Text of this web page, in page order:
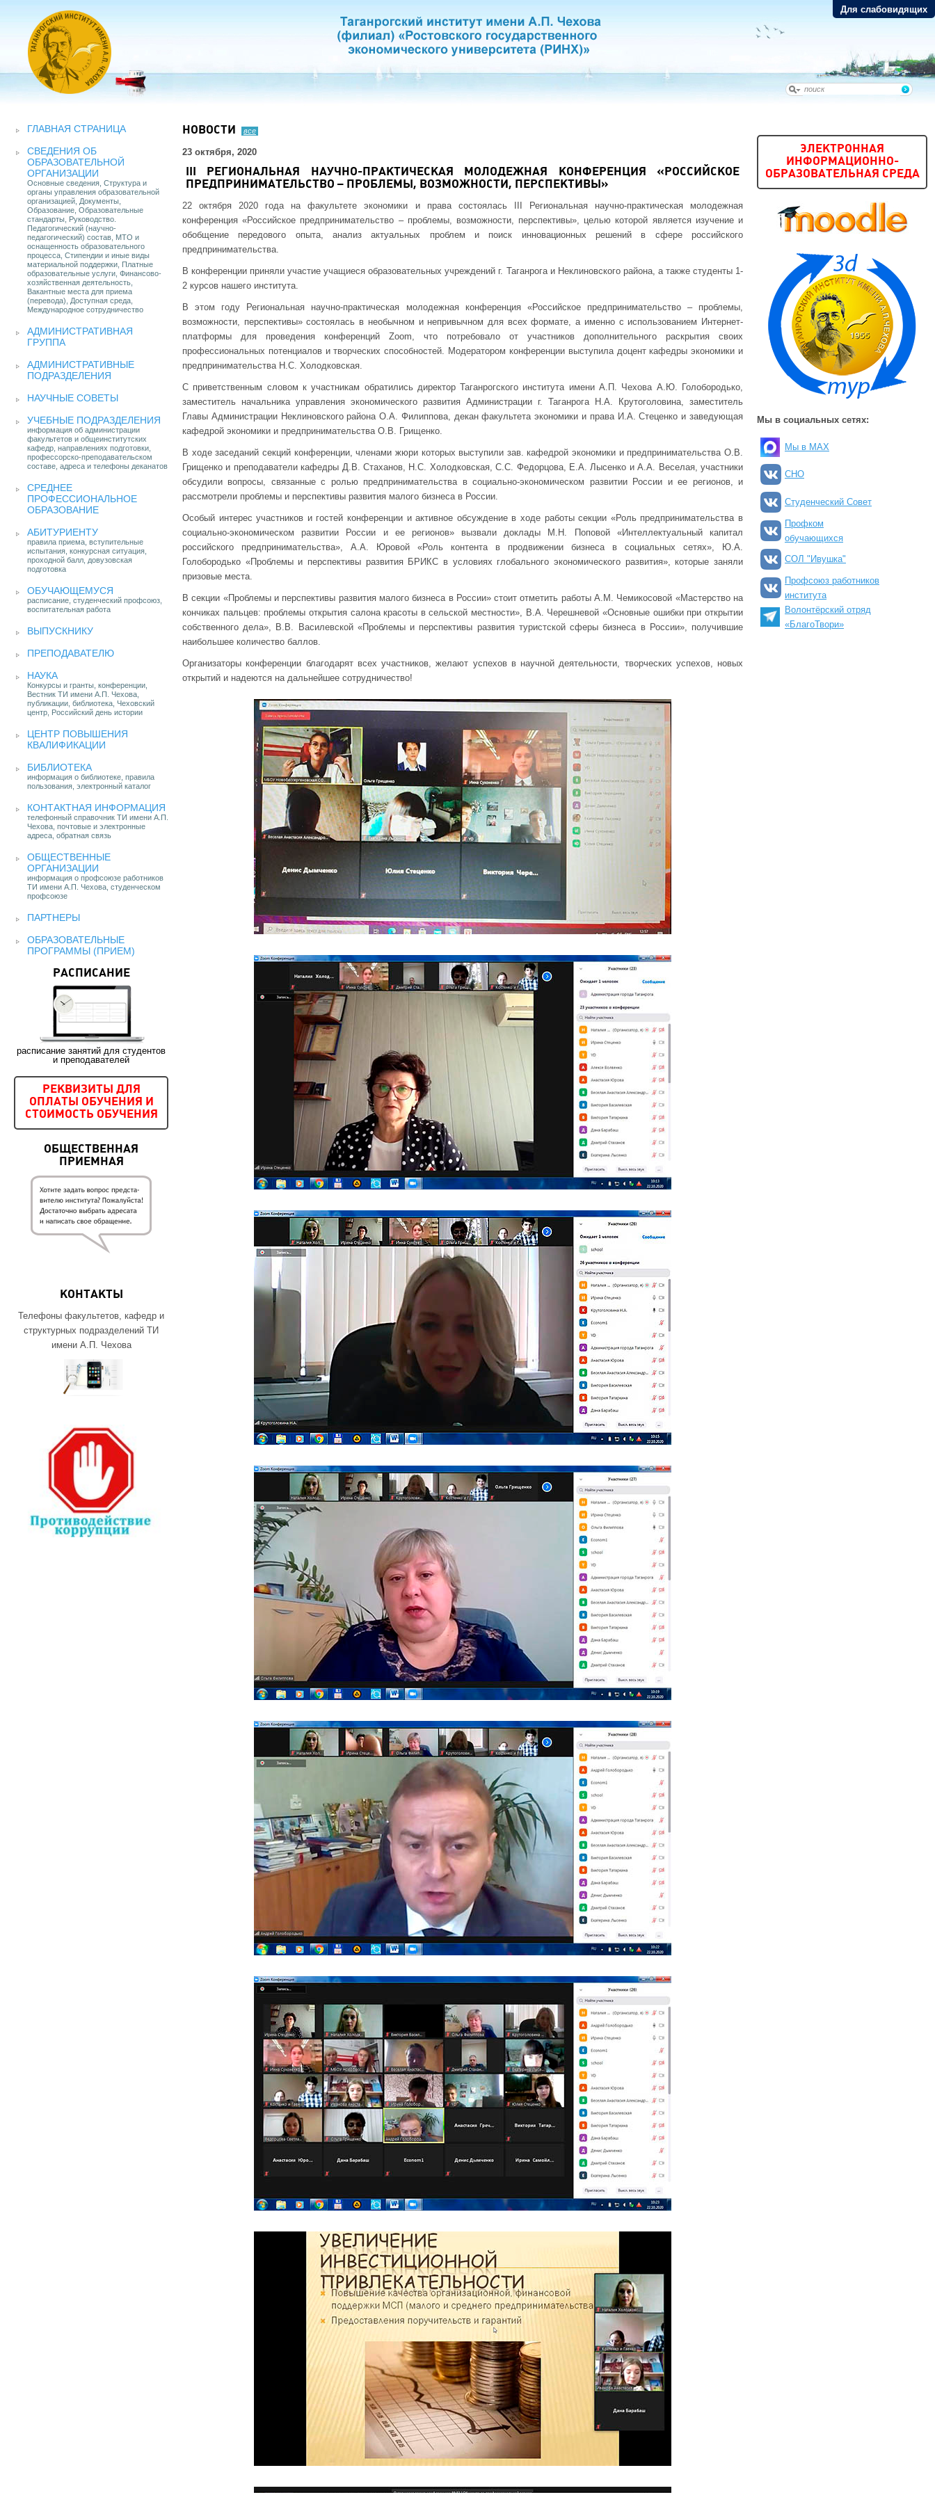
Для слабовидящих
ГЛАВНАЯ СТРАНИЦА
СВЕДЕНИЯ ОБ
ОБРАЗОВАТЕЛЬНОЙ
ОРГАНИЗАЦИИ
Основные сведения, Структура и
органы управления образовательной
организацией, Документы,
Образование, Образовательные
стандарты, Руководство.
Педагогический (научно-
педагогический) состав, МТО и
оснащенность образовательного
процесса, Стипендии и иные виды
материальной поддержки, Платные
образовательные услуги, Финансово-
хозяйственная деятельность,
Вакантные места для приема
(перевода), Доступная среда,
Международное сотрудничество
АДМИНИСТРАТИВНАЯ
ГРУППА
АДМИНИСТРАТИВНЫЕ
ПОДРАЗДЕЛЕНИЯ
НАУЧНЫЕ СОВЕТЫ
УЧЕБНЫЕ ПОДРАЗДЕЛЕНИЯ
информация об администрации
факультетов и общеинститутских
кафедр, направлениях подготовки,
профессорско-преподавательском
составе, адреса и телефоны деканатов
СРЕДНЕЕ
ПРОФЕССИОНАЛЬНОЕ
ОБРАЗОВАНИЕ
АБИТУРИЕНТУ
правила приема, вступительные
испытания, конкурсная ситуация,
проходной балл, довузовская
подготовка
ОБУЧАЮЩЕМУСЯ
расписание, студенческий профсоюз,
воспитательная работа
ВЫПУСКНИКУ
ПРЕПОДАВАТЕЛЮ
НАУКА
Конкурсы и гранты, конференции,
Вестник ТИ имени А.П. Чехова,
публикации, библиотека, Чеховский
центр, Российский день истории
ЦЕНТР ПОВЫШЕНИЯ
КВАЛИФИКАЦИИ
БИБЛИОТЕКА
информация о библиотеке, правила
пользования, электронный каталог
КОНТАКТНАЯ ИНФОРМАЦИЯ
телефонный справочник ТИ имени А.П.
Чехова, почтовые и электронные
адреса, обратная связь
ОБЩЕСТВЕННЫЕ
ОРГАНИЗАЦИИ
информация о профсоюзе работников
ТИ имени А.П. Чехова, студенческом
профсоюзе
ПАРТНЕРЫ
ОБРАЗОВАТЕЛЬНЫЕ
ПРОГРАММЫ (ПРИЕМ)
РАСПИСАНИЕ
расписание занятий для студентов
и преподавателей
РЕКВИЗИТЫ ДЛЯ
ОПЛАТЫ ОБУЧЕНИЯ И
СТОИМОСТЬ ОБУЧЕНИЯ
ОБЩЕСТВЕННАЯ
ПРИЕМНАЯ
КОНТАКТЫ
Телефоны факультетов, кафедр и
структурных подразделений ТИ
имени А.П. Чехова
НОВОСТИ все
23 октября, 2020
III РЕГИОНАЛЬНАЯ НАУЧНО-ПРАКТИЧЕСКАЯ МОЛОДЕЖНАЯ КОНФЕРЕНЦИЯ «РОССИЙСКОЕ
ПРЕДПРИНИМАТЕЛЬСТВО – ПРОБЛЕМЫ, ВОЗМОЖНОСТИ, ПЕРСПЕКТИВЫ»
22 октября 2020 года на факультете экономики и права состоялась III Региональная научно-практическая молодежная
конференция «Российское предпринимательство – проблемы, возможности, перспективы», целью которой является изучение и
обобщение передового опыта, анализ актуальных проблем и поиск инновационных решений в сфере российского
предпринимательства.
В конференции приняли участие учащиеся образовательных учреждений г. Таганрога и Неклиновского района, а также студенты 1-
2 курсов нашего института.
В этом году Региональная научно-практическая молодежная конференция «Российское предпринимательство – проблемы,
возможности, перспективы» состоялась в необычном и непривычном для всех формате, а именно с использованием Интернет-
платформы для проведения конференций Zoom, что потребовало от участников дополнительного раскрытия своих
профессиональных потенциалов и творческих способностей. Модератором конференции выступила доцент кафедры экономики и
предпринимательства Н.С. Холодковская.
С приветственным словом к участникам обратились директор Таганрогского института имени А.П. Чехова А.Ю. Голобородько,
заместитель начальника управления экономического развития Администрации г. Таганрога Н.А. Крутоголовина, заместитель
Главы Администрации Неклиновского района О.А. Филиппова, декан факультета экономики и права И.А. Стеценко и заведующая
кафедрой экономики и предпринимательства О.В. Грищенко.
В ходе заседаний секций конференции, членами жюри которых выступили зав. кафедрой экономики и предпринимательства О.В.
Грищенко и преподаватели кафедры Д.В. Стаханов, Н.С. Холодковская, С.С. Федорцова, Е.А. Лысенко и А.А. Веселая, участники
обсудили вопросы, связанные с ролью предпринимательства в социально-экономическом развитии России и ее регионов, и
рассмотрели проблемы и перспективы развития малого бизнеса в России.
Особый интерес участников и гостей конференции и активное обсуждение в ходе работы секции «Роль предпринимательства в
социально-экономическом развитии России и ее регионов» вызвали доклады М.Н. Поповой «Интеллектуальный капитал
российского предпринимательства», А.А. Юровой «Роль контента в продвижении бизнеса в социальных сетях», Ю.А.
Голобородько «Проблемы и перспективы развития БРИКС в условиях глобального экономического развития», которые заняли
призовые места.
В секции «Проблемы и перспективы развития малого бизнеса в России» стоит отметить работы А.М. Чемикосовой «Мастерство на
кончиках пальцев: проблемы открытия салона красоты в сельской местности», В.А. Черешневой «Основные ошибки при открытии
собственного дела», В.В. Василевской «Проблемы и перспективы развития туристской сферы бизнеса в России», получившие
наибольшее количество баллов.
Организаторы конференции благодарят всех участников, желают успехов в научной деятельности, творческих успехов, новых
открытий и надеются на дальнейшее сотрудничество!
ЭЛЕКТРОННАЯ
ИНФОРМАЦИОННО-
ОБРАЗОВАТЕЛЬНАЯ СРЕДА
Мы в социальных сетях:
Мы в MAX
СНО
Студенческий Совет
Профком
обучающихся
СОЛ "Ивушка"
Профсоюз работников
института
Волонтёрский отряд
«БлагоТвори»